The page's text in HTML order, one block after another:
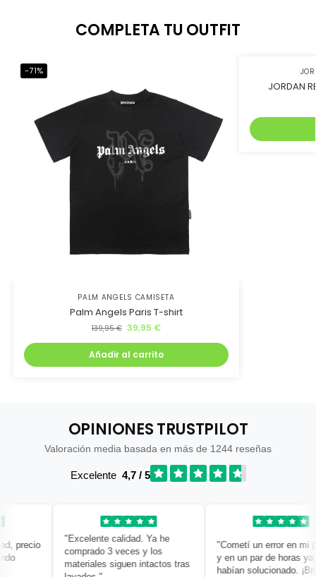
COMPLETA TU OUTFIT
-71%
PALM ANGELS CAMISETA
Palm Angels Paris T-shirt
139,95€ 39,95 €
Añadir al carrito
JORDAN
OPINIONES TRUSTPILOT
Valoración media basada en más de 1244 reseñas
Excelente 4,7 / 5
precio
"Excelente calidad. Ya he
comprado 3 veces y los
materiales siguen intactos tras
"Cometí un error en mi
y en un par de horas ya lo
habían solucionado.